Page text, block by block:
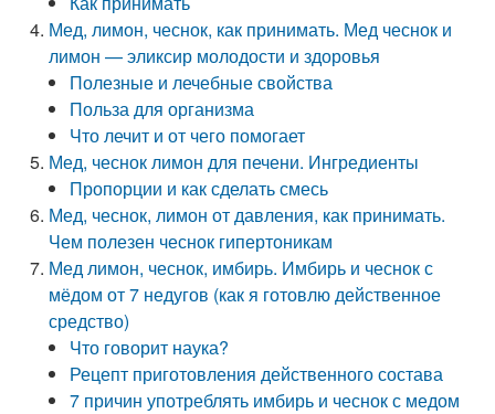
Мед, лимон, чеснок, как принимать. Мед чеснок и
лимон — эликсир молодости и здоровья
Полезные и лечебные свойства
Польза для организма
Что лечит и от чего помогает
Мед, чеснок лимон для печени. Ингредиенты
Пропорции и как сделать смесь
Мед, чеснок, лимон от давления, как принимать.
Чем полезен чеснок гипертоникам
Мед лимон, чеснок, имбирь. Имбирь и чеснок с
мёдом от 7 недугов (как я готовлю действенное
средство)
Что говорит наука?
Рецепт приготовления действенного состава
7 причин употреблять имбирь и чеснок с медом